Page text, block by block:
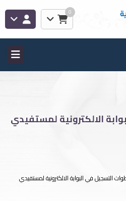
0
الالكترونية لمستفيدي
التسجيل في البوابة الالكترونية لمستفيدي